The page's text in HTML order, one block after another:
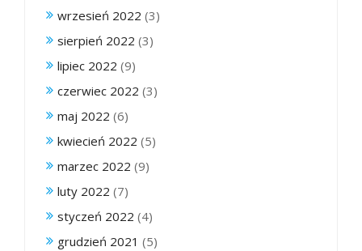
wrzesień 2022 (3)
sierpień 2022 (3)
lipiec 2022 (9)
czerwiec 2022 (3)
maj 2022 (6)
kwiecień 2022 (5)
marzec 2022 (9)
luty 2022 (7)
styczeń 2022 (4)
grudzień 2021 (5)